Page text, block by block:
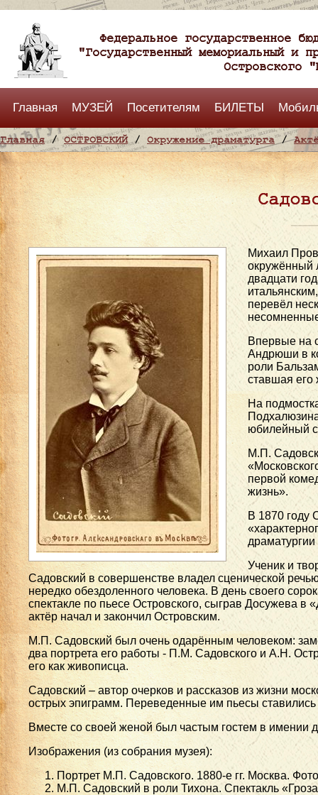
Федеральное государственное
"Государственный мемориальный и
Островского
Главная МУЗЕЙ Посетителям БИЛЕТЫ
Главная/ОСТРОВСКИЙ/ Окружение драматурга/
Михаил
окружённый
двадцати
перевёл
Впервые на
Андрюши в
роли
ставшая
На
юбилейный
М.П.
первой
жизнь».
В 1870 году
Ученик и
Садовский в совершенстве владел сценической
нередко обездоленного человека. В день своего
спектакле по пьесе Островского, сыграв Досужева
актёр начал и закончил Островским.
М.П. Садовский был очень одарённым человеком:
два портрета его работы - П.М. Садовского и А.Н.
его как живописца.
Садовский – автор очерков и рассказов из жизни
острых эпиграмм. Переведенные им пьесы
Вместе со своей женой был частым гостем в имении
Изображения (из собрания музея):
Портрет М.П. Садовского. 1880-е гг. Москва.
М.П. Садовский в роли Тихона. Спектакль